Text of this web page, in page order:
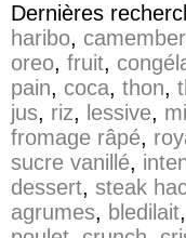
Dernières
haribo, camember
oreo, fruit,
pain, coca, thon,
jus, riz, lessive,
fromage râpé,
sucre vanillé,
dessert, steak
agrumes, bledilait,